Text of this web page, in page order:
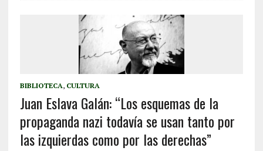
BIBLIOTECA, CULTURA
Juan Eslava Galán: “Los esquemas de la
propaganda nazi todavía se usan tanto por
las izquierdas como por las derechas”